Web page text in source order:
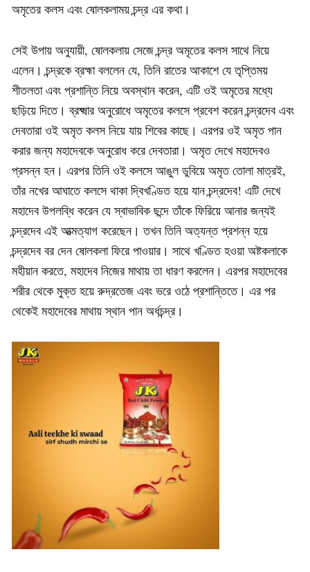
অমৃতের কলস এবং ষোলকলাময় চন্দ্র এর কথা।
সেই উপায় অনুযায়ী, ষোলকলায় সেজে চন্দ্র অমৃতের কলস সাথে নিয়ে
এলেন। চন্দ্রকে ব্রহ্মা বললেন যে, তিনি রাতের আকাশে যে তৃপ্তিময়
শীতলতা এবং প্রশান্তি নিয়ে অবস্থান করেন, এটি ওই অমৃতের মধ্যে
ছড়িয়ে দিতে। ব্রক্ষ্মার অনুরোধে অমৃতের কলসে প্রবেশ করেন চন্দ্রদেব এবং
দেবতারা ওই অমৃত কলস নিয়ে যায় শিবের কাছে। এরপর ওই অমৃত পান
করার জন্য মহাদেবকে অনুরোধ করে দেবতারা। অমৃত দেখে মহাদেবও
প্রসন্ন হন। এরপর তিনি ওই কলসে আঙুল ডুবিয়ে অমৃত তোলা মাত্রই,
তাঁর নখের আঘাতে কলসে থাকা দ্বিখণ্ডিত হয়ে যান চন্দ্রদেব! এটি দেখে
মহাদেব উপলব্ধি করেন যে স্বাভাবিক ছন্দে তাঁকে ফিরিয়ে আনার জন্যই
চন্দ্রদেব এই আত্মত্যাগ করেছেন। তখন তিনি অত্যন্ত প্রশন্ন হয়ে
চন্দ্রদেব বর দেন ষোলকলা ফিরে পাওয়ার। সাথে খণ্ডিত হওয়া অষ্টকলাকে
মহীয়ান করতে, মহাদেব নিজের মাথায় তা ধারণ করলেন। এরপর মহাদেবের
শরীর থেকে মুক্ত হয়ে রুদ্রতেজ এবং ভরে ওঠে প্রশান্তিতে। এর পর
থেকেই মহাদেবের মাথায় স্থান পান অর্ধচন্দ্র।